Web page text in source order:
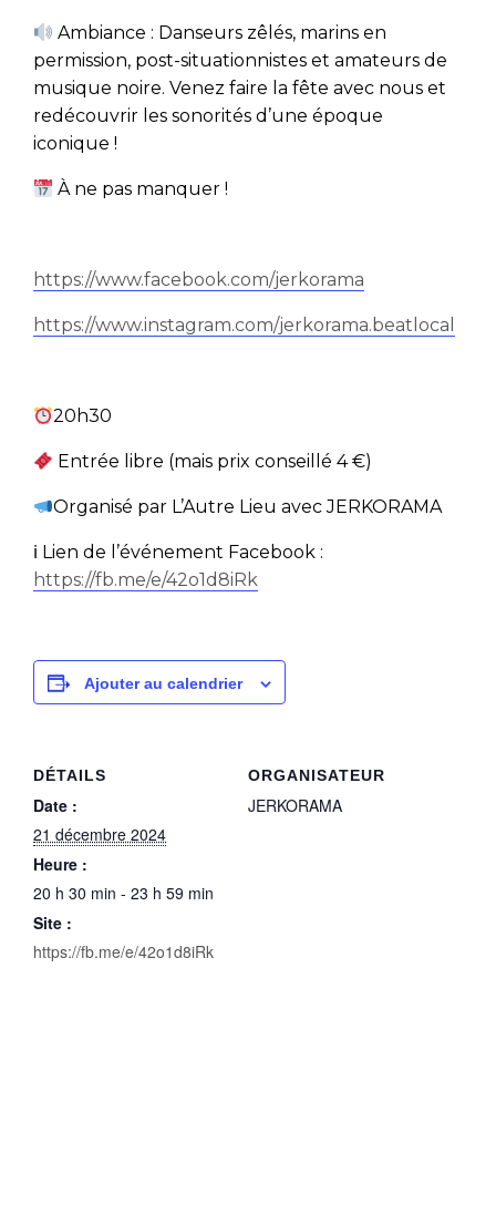
Ambiance : Danseurs zêlés, marins en
permission, post-situationnistes et amateurs de
musique noire. Venez faire la fête avec nous et
redécouvrir les sonorités d’une époque
iconique !
À ne pas manquer !
https://www.facebook.com/jerkorama
https://www.instagram.com/jerkorama.beatlocal
20h30
Entrée libre (mais prix conseillé 4 €)
Organisé par L’Autre Lieu avec JERKORAMA
ℹ Lien de l’événement Facebook :
https://fb.me/e/42o1d8iRk
Ajouter au calendrier
DÉTAILS
Date :
21 décembre 2024
Heure :
20 h 30 min - 23 h 59 min
Site :
https://fb.me/e/42o1d8iRk
ORGANISATEUR
JERKORAMA